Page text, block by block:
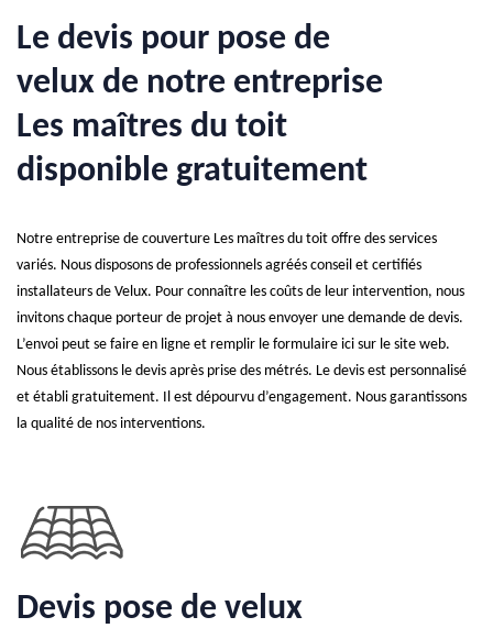
Le devis pour pose de
velux de notre entreprise
Les maîtres du toit
disponible gratuitement
Notre entreprise de couverture Les maîtres du toit offre des services
variés. Nous disposons de professionnels agréés conseil et certifiés
installateurs de Velux. Pour connaître les coûts de leur intervention, nous
invitons chaque porteur de projet à nous envoyer une demande de devis.
L’envoi peut se faire en ligne et remplir le formulaire ici sur le site web.
Nous établissons le devis après prise des métrés. Le devis est personnalisé
et établi gratuitement. Il est dépourvu d’engagement. Nous garantissons
la qualité de nos interventions.
Devis pose de velux